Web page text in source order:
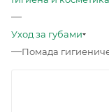
—
Уход за губами
—Помада